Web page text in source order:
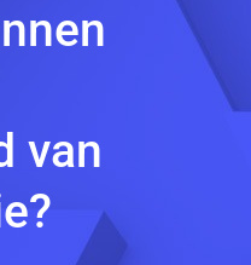
van